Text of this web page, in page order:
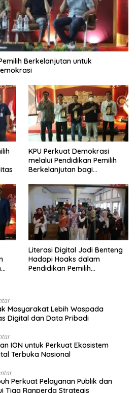
Berkelanjutan untuk
KPU Perkuat Demokrasi
melalui Pendidikan Pemilih
Berkelanjutan bagi
dan Pemula
Literasi Digital Jadi Benteng
Hadapi Hoaks dalam
Pendidikan Pemilih
Masyarakat Lebih Waspada
Digital dan Data Pribadi
ION untuk Perkuat Ekosistem
Terbuka Nasional
Perkuat Pelayanan Publik dan
Tiga Ranperda Strategis